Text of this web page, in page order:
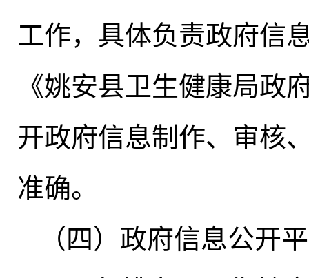
工作，具体负责政府信
《姚安县卫生健康局政
开政府信息制作、审核
准确。
（四）政府信息公开